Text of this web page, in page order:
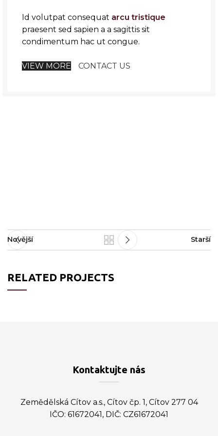
Id volutpat consequat arcu tristique
praesent sed sapien a a sagittis sit
condimentum hac ut congue.
VIEW MORE CONTACT US
Novější Starší
RELATED PROJECTS
Kontaktujte nás
Zemědělská Cítov a.s., Cítov čp. 1, Cítov 277 04
IČO: 61672041, DIČ: CZ61672041